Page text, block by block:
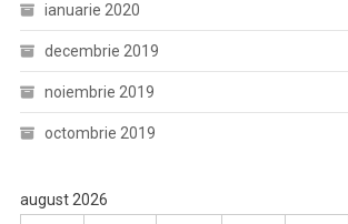
ianuarie 2020
decembrie 2019
noiembrie 2019
octombrie 2019
august 2026